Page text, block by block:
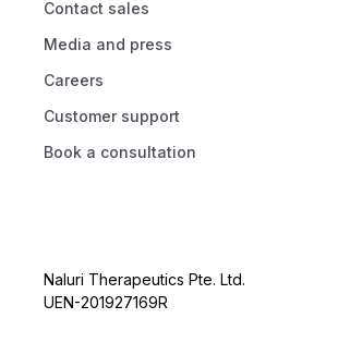
Contact sales
Media and press
Careers
Customer support
Book a consultation
Naluri Therapeutics Pte. Ltd.
UEN-201927169R